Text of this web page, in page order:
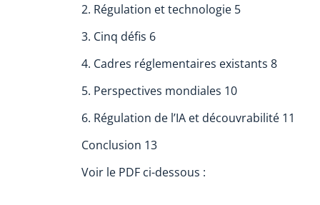
2. Régulation et technologie 5
3. Cinq défis 6
4. Cadres réglementaires existants 8
5. Perspectives mondiales 10
6. Régulation de l’IA et découvrabilité 11
Conclusion 13
Voir le PDF ci-dessous :